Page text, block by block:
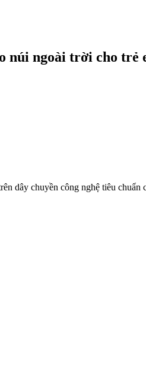
núi ngoài trời cho trẻ
dây chuyền công nghệ tiêu chuẩn